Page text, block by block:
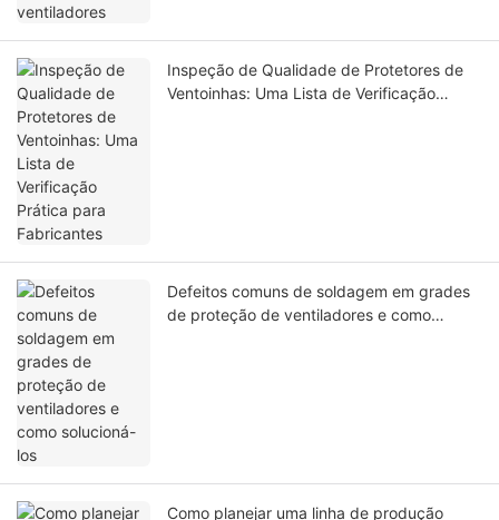
Inspeção de Qualidade de Protetores de
Ventoinhas: Uma Lista de Verificação
Defeitos comuns de soldagem em grades
de proteção de ventiladores e como
Como planejar uma linha de produção